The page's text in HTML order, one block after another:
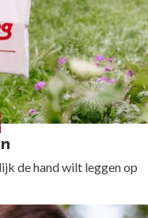
de hand wilt leggen op